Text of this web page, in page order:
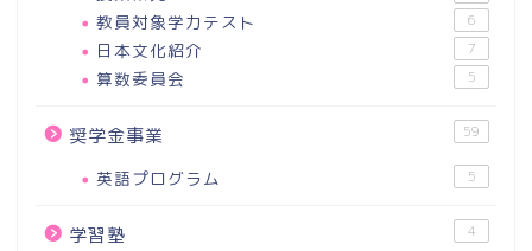
教員対象学力テスト 6
日本文化紹介 7
算数委員会 5
奨学金事業 59
英語プログラム 5
学習塾 4